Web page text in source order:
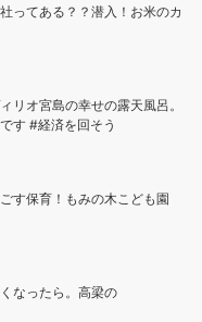
ってある？？潜入！お米のカ
リオ宮島の幸せの露天風呂。
す #経済を回そう
す保育！もみの木こども園
なったら。高梁の